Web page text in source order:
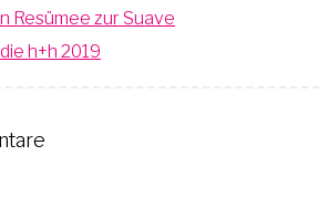
Resümee zur Suave
h+h 2019